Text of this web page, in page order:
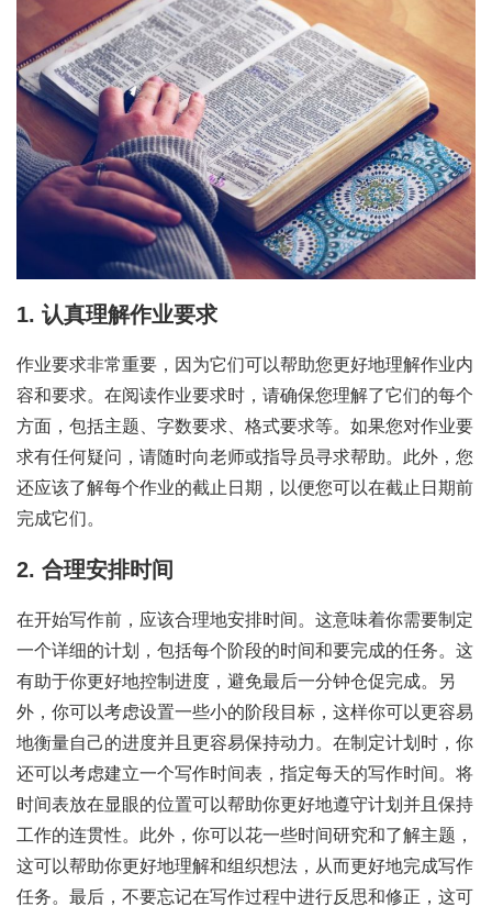
1. 认真理解作业要求
作业要求非常重要，因为它们可以帮助您更好地理解作业内
容和要求。在阅读作业要求时，请确保您理解了它们的每个
方面，包括主题、字数要求、格式要求等。如果您对作业要
求有任何疑问，请随时向老师或指导员寻求帮助。此外，您
还应该了解每个作业的截止日期，以便您可以在截止日期前
完成它们。
2. 合理安排时间
在开始写作前，应该合理地安排时间。这意味着你需要制定
一个详细的计划，包括每个阶段的时间和要完成的任务。这
有助于你更好地控制进度，避免最后一分钟仓促完成。另
外，你可以考虑设置一些小的阶段目标，这样你可以更容易
地衡量自己的进度并且更容易保持动力。在制定计划时，你
还可以考虑建立一个写作时间表，指定每天的写作时间。将
时间表放在显眼的位置可以帮助你更好地遵守计划并且保持
工作的连贯性。此外，你可以花一些时间研究和了解主题，
这可以帮助你更好地理解和组织想法，从而更好地完成写作
任务。最后，不要忘记在写作过程中进行反思和修正，这可